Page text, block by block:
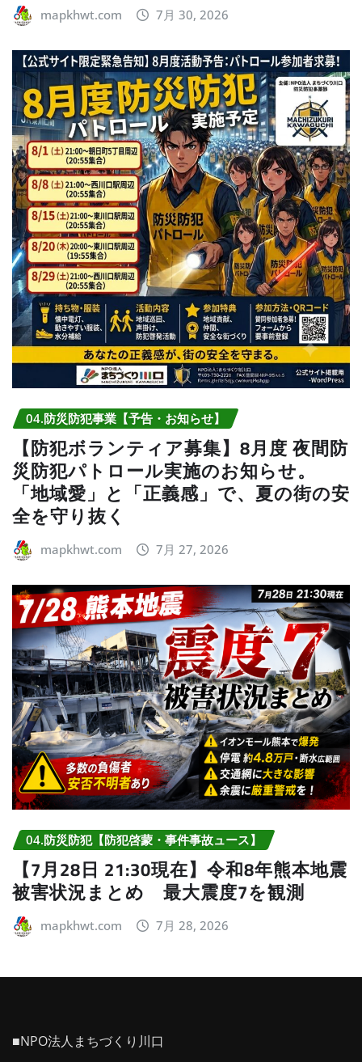
mapkhwt.com 7月 30, 2026
04.防災防犯事業【予告・お知らせ】
【防犯ボランティア募集】8月度 夜間防
災防犯パトロール実施のお知らせ。
「地域愛」と「正義感」で、夏の街の安
全を守り抜く
mapkhwt.com 7月 27, 2026
04.防災防犯【防犯啓蒙・事件事故ュース】
【7月28日 21:30現在】令和8年熊本地震
被害状況まとめ 最大震度7を観測
mapkhwt.com 7月 28, 2026
■NPO法人まちづくり川口